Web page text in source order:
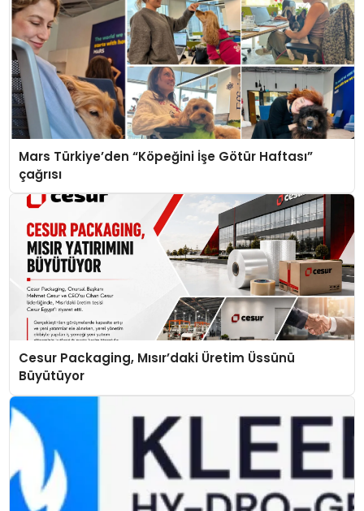
Mars Türkiye’den “Köpeğini İşe Götür Haftası”
çağrısı
Cesur Packaging, Mısır’daki Üretim Üssünü
Büyütüyor